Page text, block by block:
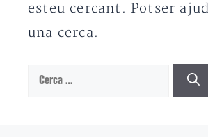
esteu cercant. Potser
una cerca.
Cerca: